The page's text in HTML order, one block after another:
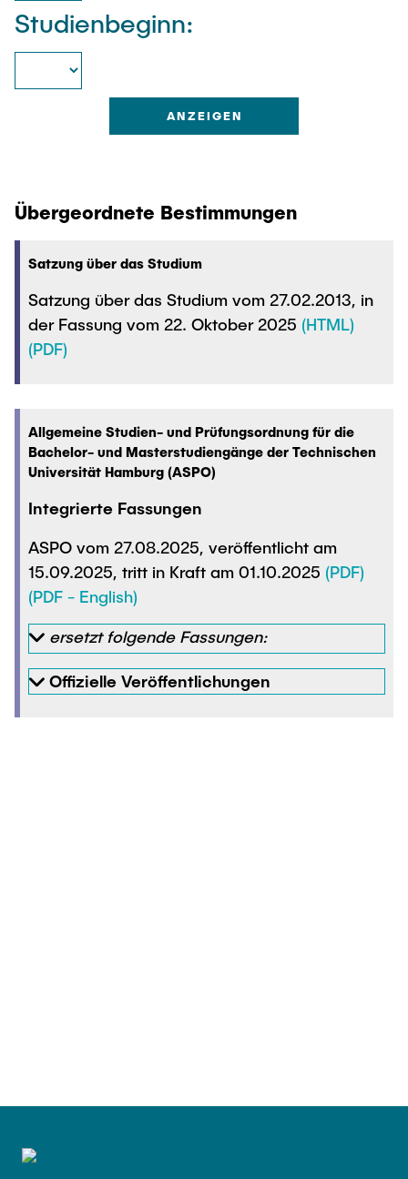
Lehre und Lernen
Best Practices Lehre
Hochschuldidaktik - ZLL
LearnING Center
Lehre im europäischen Verbund (ECIU)
Interdisziplinärer Workshop des FSP
„Biobasierte Prozesse und
Reaktortechnologien“
Forschung und Institute
Studienbereich FIT
Institute im Überblick
Studienbeginn:
Übergeordnete Bestimmungen
Satzung über das Studium
Satzung über das Studium vom 27.02.2013, in
der Fassung vom 22. Oktober 2025 (HTML)
(PDF)
Allgemeine Studien- und Prüfungsordnung für die
Bachelor- und Masterstudiengänge der Technischen
Universität Hamburg (ASPO)
Integrierte Fassungen
ASPO vom 27.08.2025, veröffentlicht am
15.09.2025, tritt in Kraft am 01.10.2025 (PDF)
(PDF - English)
ersetzt folgende Fassungen:
Offizielle Veröffentlichungen